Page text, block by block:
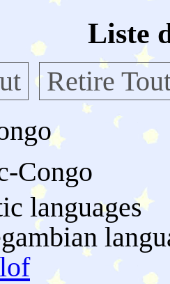
Liste
Retire
Congo
languages